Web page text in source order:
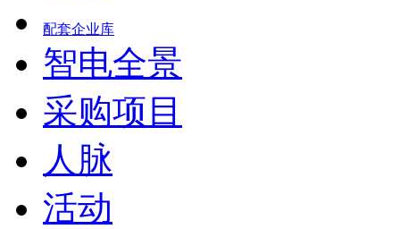
配套企业库
智电全景
采购项目
人脉
活动